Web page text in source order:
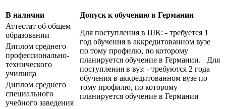
В наличии
Допуск к обучению в Германии
Аттестат об общем
образовании
Для поступления в ШК: - требуется 1
год обучения в аккредитованном вузе
по тому профилю, по которому
планируется обучение в Германии. Для
поступления в вуз: - требуются 2 года
обучения в аккредитованном вузе по
тому профилю, по которому
планируется обучение в Германии
Диплом среднего
профессионально-
технического
училища
Диплом среднего
специального
учебного заведения